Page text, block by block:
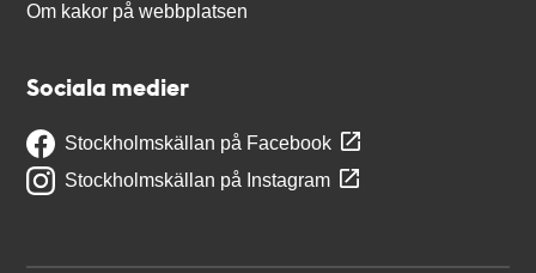
Om kakor på webbplatsen
Sociala medier
Stockholmskällan på Facebook
Stockholmskällan på Instagram